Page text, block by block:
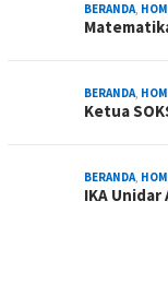
BERANDA,
BERANDA,
Ketua
BERANDA,
IKA